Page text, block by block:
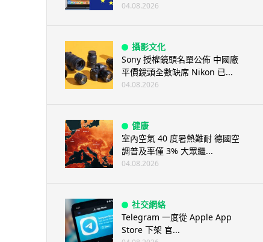
04.08.2026
攝影文化
Sony 授權鏡頭名單公佈 中國廠
平價鏡頭全數缺席 Nikon 已...
04.08.2026
健康
室內空氣 40 度暑熱難耐 德國空
調普及率僅 3% 大眾繼...
04.08.2026
社交網絡
Telegram 一度從 Apple App
Store 下架 官...